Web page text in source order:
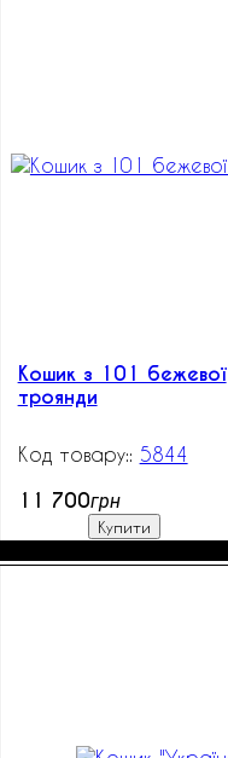
Кошик з 101 бежевої
троянди
5844
11 700грн
Купити